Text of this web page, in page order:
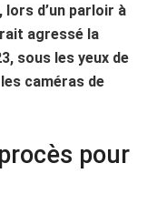
lors d’un parloir à
agressé la
sous les yeux de
caméras de
pour